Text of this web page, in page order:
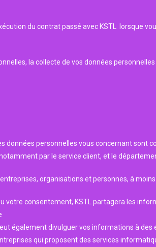
du contrat passé avec KSTL lorsque
la collecte de vos données
données personnelles vous concernant sont
par le service client, et le
organisations et personnes, à
votre consentement, KSTL partagera les
également divulguer vos informations à
qui proposent des services